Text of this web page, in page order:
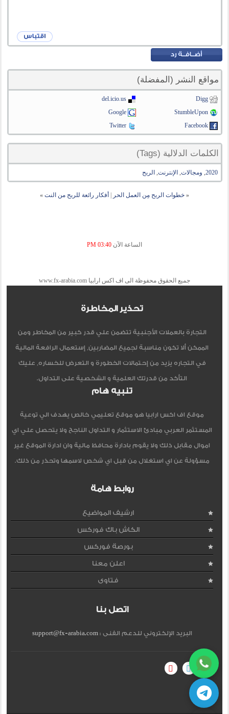
مواقع النشر (المفضلة)
Digg
del.icio.us
StumbleUpon
Google
Facebook
Twitter
الكلمات الدلالية (Tags)
2020
, ومجالات, الإنترنت, الربح
« خطوات الربح مِن العمل الحر أفكار رائعة للربح من النت »
الساعة الآن 03:40 PM
جميع الحقوق محفوظة الى اف اكس ارابيا www.fx-arabia.com
تحذير المخاطرة
التجارة بالعملات الأجنبية تتضمن علي قدر كبير من المخاطر ومن
الممكن ألا تكون مناسبة لجميع المضاربين, إستعمال الرافعة المالية
في التجاره يزيد من إحتمالات الخطورة و التعرض للخساره, عليك
التأكد من قدرتك العلمية و الشخصية على التداول.
تنبيه هام
موقع اف اكس ارابيا هو موقع تعليمي خالص يهدف الي توعية
المستثمر العربي مبادئ الاستثمار و التداول الناجح ولا يتحصل علي اي
اموال مقابل ذلك ولا يقوم بادارة محافظ مالية وان ادارة الموقع غير
مسؤولة عن اي استغلال من قبل اي شخص لاسمها وتحذر من ذلك.
روابط هامة
ارشيف المواضيع
الكاش باك فوركس
بورصة فوركس
اعلن معنا
فتاوى
اتصل بنا
البريد الإلكتروني للدعم الفنى :support@fx-arabia.com